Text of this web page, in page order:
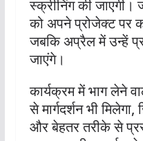
स्क्रीनिंग की जाएगी।
को अपने प्रोजेक्ट पर
जबकि अप्रैल में उन्हें
जाएंगे।
कार्यक्रम में भाग लेने
से मार्गदर्शन भी
और बेहतर तरीके से